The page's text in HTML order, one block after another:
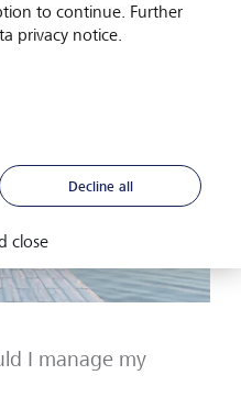
I manage my
to continue. Further
privacy notice.
Decline all
close